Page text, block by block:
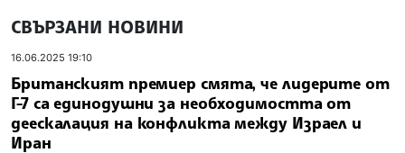
СВЪРЗАНИ НОВИНИ
16.06.2025 19:10
Британският премиер смята, че лидерите от
Г-7 са единодушни за необходимостта от
деескалация на конфликта между Израел и
Иран